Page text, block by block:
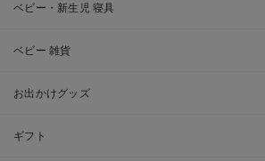
ベビー・新生児 寝具
ベビー 雑貨
お出かけグッズ
ギフト